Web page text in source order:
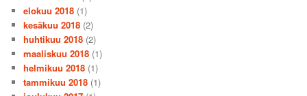
elokuu 2018 (1)
kesäkuu 2018 (2)
huhtikuu 2018 (2)
maaliskuu 2018 (1)
helmikuu 2018 (1)
tammikuu 2018 (1)